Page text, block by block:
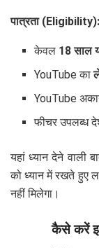
पात्रता (Eligibility):
केवल 18 साल
YouTube का
YouTube
फीचर उपलब्ध
यहां ध्यान देने वाली
को ध्यान में रखते हुए
नहीं मिलेगा।
कैसे करें